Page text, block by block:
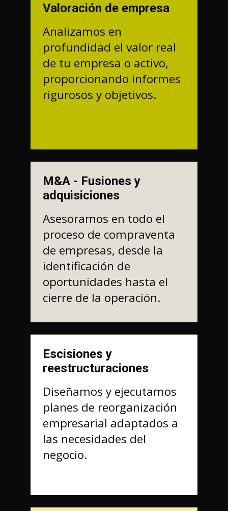
Valoración de empresa
Analizamos en
profundidad el valor real
de tu empresa o activo,
proporcionando informes
rigurosos y objetivos.
M&A - Fusiones y
adquisiciones
Asesoramos en todo el
proceso de compraventa
de empresas, desde la
identificación de
oportunidades hasta el
cierre de la operación.
Escisiones y
reestructuraciones
Diseñamos y ejecutamos
planes de reorganización
empresarial adaptados a
las necesidades del
negocio.